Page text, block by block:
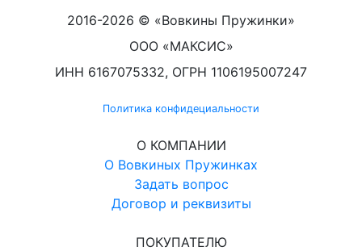
2016-2026 © «Вовкины Пружинки»
ООО «МАКСИС»
ИНН 6167075332, ОГРН 1106195007247
Политика конфидециальности
О КОМПАНИИ
О Вовкиных Пружинках
Задать вопрос
Договор и реквизиты
ПОКУПАТЕЛЮ